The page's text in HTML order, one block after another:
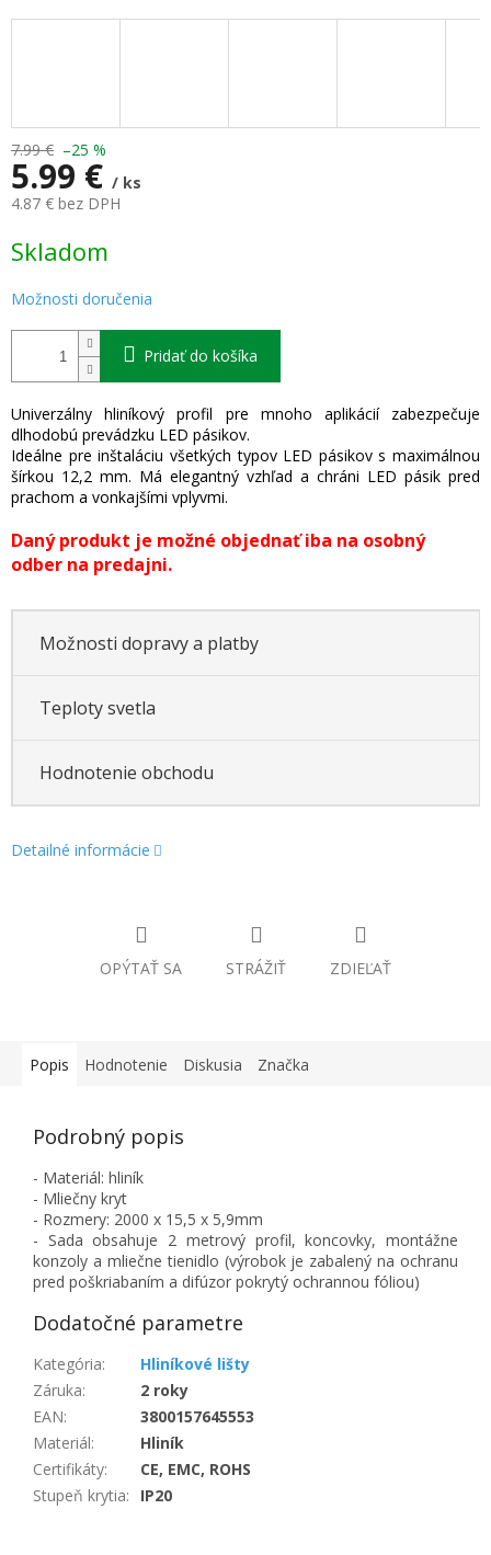
7.99 € –25 %
5.99 € / ks
4.87 € bez DPH
cena:
Skladom
Možnosti doručenia
Pridať do košíka
Univerzálny hliníkový profil pre mnoho aplikácií zabezpečuje
dlhodobú prevádzku LED pásikov.
Ideálne pre inštaláciu všetkých typov LED pásikov s maximálnou
šírkou 12,2 mm. Má elegantný vzhľad a chráni LED pásik pred
prachom a vonkajšími vplyvmi.
Daný produkt je možné objednať iba na osobný
odber na predajni.
Možnosti dopravy a platby
Teploty svetla
Hodnotenie obchodu
Detailné informácie
OPÝTAŤ SA STRÁŽIŤ ZDIEĽAŤ
Popis Hodnotenie Diskusia Značka
Podrobný popis
- Materiál: hliník
- Mliečny kryt
- Rozmery: 2000 x 15,5 x 5,9mm
- Sada obsahuje 2 metrový profil, koncovky, montážne
konzoly a mliečne tienidlo (výrobok je zabalený na ochranu
pred poškriabaním a difúzor pokrytý ochrannou fóliou)
Dodatočné parametre
Kategória:
Hliníkové lišty
Záruka:
2 roky
EAN:
3800157645553
Materiál:
Hliník
Certifikáty:
CE, EMC, ROHS
Stupeň krytia: IP20